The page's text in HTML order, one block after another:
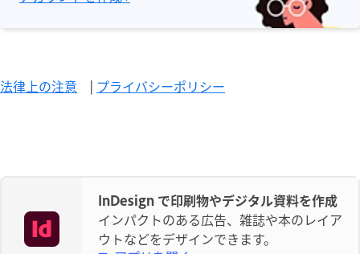
法律上の注意 | プライバシーポリシー
InDesign で印刷物やデジタル資料を作成
インパクトのある広告、雑誌や本のレイア
ウトなどをデザインできます。